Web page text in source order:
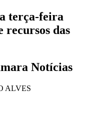
terça-feira
recursos das
Notícias